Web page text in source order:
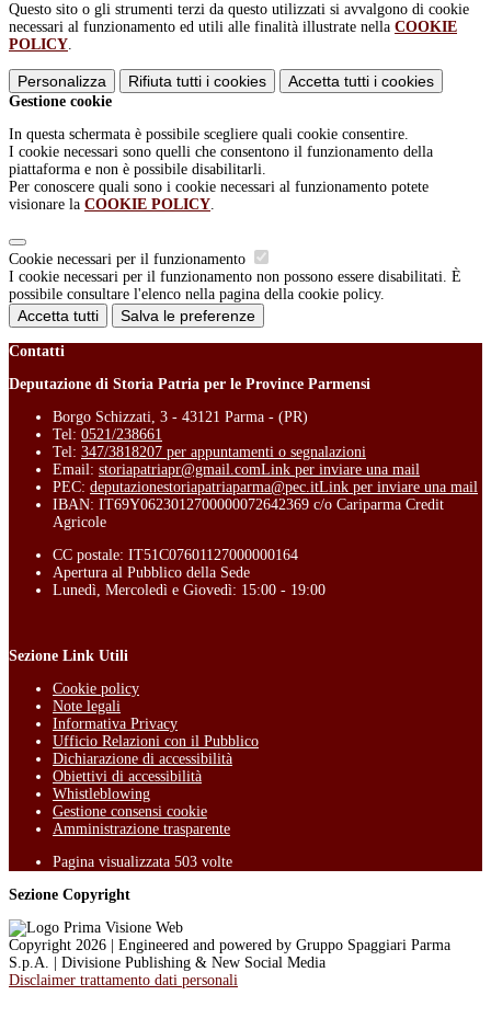
Questo sito o gli strumenti terzi da questo utilizzati si avvalgono di cookie
necessari al funzionamento ed utili alle finalità illustrate nella COOKIE
POLICY.
Personalizza Rifiuta tutti i cookies Accetta tutti i cookies
Gestione cookie
In questa schermata è possibile scegliere quali cookie consentire.
I cookie necessari sono quelli che consentono il funzionamento della
piattaforma e non è possibile disabilitarli.
Per conoscere quali sono i cookie necessari al funzionamento potete
visionare la COOKIE POLICY.
Cookie necessari per il funzionamento
I cookie necessari per il funzionamento non possono essere disabilitati. È
possibile consultare l'elenco nella pagina della cookie policy.
Accetta tutti Salva le preferenze
Contatti
Deputazione di Storia Patria per le Province Parmensi
Borgo Schizzati, 3 - 43121 Parma - (PR)
Tel: 0521/238661
Tel: 347/3818207 per appuntamenti o segnalazioni
Email: storiapatriapr@gmail.comLink per inviare una mail
PEC: deputazionestoriapatriaparma@pec.itLink per inviare una mail
IBAN: IT69Y0623012700000072642369 c/o Cariparma Credit
Agricole
CC postale: IT51C07601127000000164
Apertura al Pubblico della Sede
Lunedì, Mercoledì e Giovedì: 15:00 - 19:00
Sezione Link Utili
Cookie policy
Note legali
Informativa Privacy
Ufficio Relazioni con il Pubblico
Dichiarazione di accessibilità
Obiettivi di accessibilità
Whistleblowing
Gestione consensi cookie
Amministrazione trasparente
Pagina visualizzata 503 volte
Sezione Copyright
Copyright 2026 | Engineered and powered by Gruppo Spaggiari Parma
S.p.A. | Divisione Publishing & New Social Media
Disclaimer trattamento dati personali